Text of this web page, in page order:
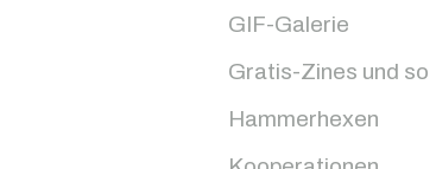
GIF-Galerie
Gratis-Zines und so
Hammerhexen